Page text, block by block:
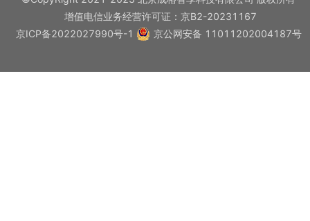
增值电信业务经营许可证：京B2-20231167
京ICP备2022027990号-1
京公网安备 11011202004187号